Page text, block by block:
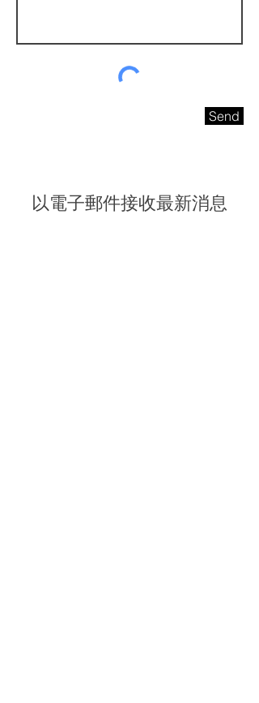
Send
以電子郵件接收最新消息